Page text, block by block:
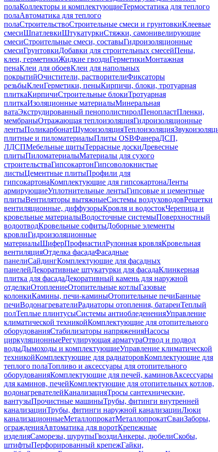
полаКоллекторы и комплектующиеТермостатика для теплого
полаАвтоматика для теплого
полаСтроительствоСтроительные смеси и грунтовкиКлеевые
смесиШпатлевкиШтукатуркиСтяжки, самонивелирующие
смесиСтроительные смеси, составыГидроизоляционные
смесиГрунтовкиДобавки для строительных смесейПены,
клеи, герметикиЖидкие гвоздиГерметикиМонтажная
пенаКлеи для обоевКлеи для напольных
покрытийОчистители, растворителиФиксаторы
резьбыКлеиГерметики, пеныКирпичи, блоки, тротуарная
плиткаКирпичиСтроительные блокиТротуарная
плиткаИзоляционные материалыМинеральная
ватаЭкструдированный пенополистиролПенопластПленки,
мембраныОтражающая теплоизоляцияГидроизоляционные
лентыПоликарбонатШумоизоляцияТеплоизоляция
плитные и пиломатериалыПлиты OSBФанераДСП,
ЛДСПМебельные щитыТеррасные доскиДревесные
плитыПиломатериалыМатериалы для сухого
строительстваГипсокартонГипсоволокнистые
листыЦементные плитыПрофили для
гипсокартонаКомплектующие для гипсокартонаЛенты
армирующиеУплотнительные лентыГипсовые и цементные
плитыВентиляторы вытяжныеСистемы воздуховодовРешетки
вентиляционные, диффузорыКровля и водостокЧерепица и
кровельные материалыВодосточные системыПоверхностный
водоотводКровельные софитыДоборные элементы
кровлиГидроизоляционные
материалыШиферПрофнастилРулонная кровляКровельная
вентиляцияОтделка фасадаФасадные
панелиСайдингКомплектующие для фасадных
панелейДекоративные штукатурки для фасадаКлинкерная
плитка для фасадаДекоративный камень для наружной
отделкиОтоплениеОтопительные котлыГазовые
колонкиКамины, печи-каминыОтопительные печиБанные
печиВодонагревателиРадиаторы отопления, батареиТеплый
полТеплые плинтусыСистемы антиобледененияУправление
климатической техникойКомплектующие для отопительного
оборудованияСтабилизаторы напряженияНасосы
циркуляционныеРегулирующая арматураОтвод и подвод
водыДымоходы и комплектующиеУправление климатической
техникойКомплектующие для радиаторовКомплектующие для
теплого полаТопливо и аксессуары для отопительного
оборудованияКомплектующие для печей, каминовАксессуары
для каминов, печейКомплектующие для отопительных котлов,
водонагревателейКанализацияТросы сантехнические,
вантузыПрочистные машиныТрубы, фитинги внутренней
канализацииТрубы, фитинги наружной канализацииЛюки
канализационныеМеталлопрокатМеталлопрокатСваиЗаборы,
огражденияАвтоматика для воротКрепежные
изделияСаморезы, шурупыГвоздиАнкеры, дюбелиСкобы,
штифтыПерфорированный крепежГайки,